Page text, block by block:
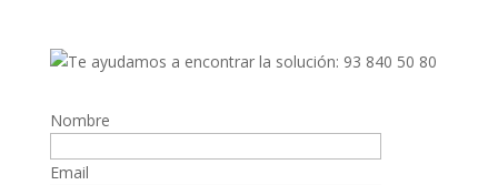
Nombre
Email